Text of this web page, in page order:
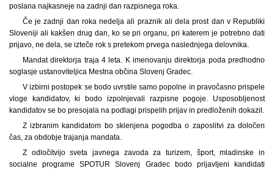
poslana najkasneje na zadnji dan razpisnega roka.
Če je zadnji dan roka nedelja ali praznik ali dela prost dan v Republiki
Sloveniji ali kakšen drug dan, ko se pri organu, pri katerem je potrebno dati
prijavo, ne dela, se izteče rok s pretekom prvega naslednjega delovnika.
Mandat direktorja traja 4 leta. K imenovanju direktorja poda predhodno
soglasje ustanoviteljica Mestna občina Slovenj Gradec.
V izbirni postopek se bodo uvrstile samo popolne in pravočasno prispele
vloge kandidatov, ki bodo izpolnjevali razpisne pogoje. Usposobljenost
kandidatov se bo presojala na podlagi prispelih prijav in predloženih dokazil.
Z izbranim kandidatom bo sklenjena pogodba o zaposlitvi za določen
čas, za obdobje trajanja mandata.
Z odločitvijo sveta javnega zavoda za turizem, šport, mladinske in
socialne programe SPOTUR Slovenj Gradec bodo prijavljeni kandidati